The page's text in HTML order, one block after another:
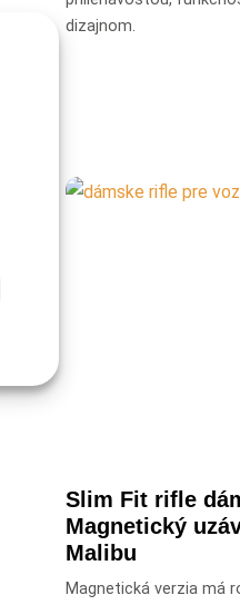
dizajnom.
Slim Fit rifle
Magnetický
Malibu
Magnetická verzia má